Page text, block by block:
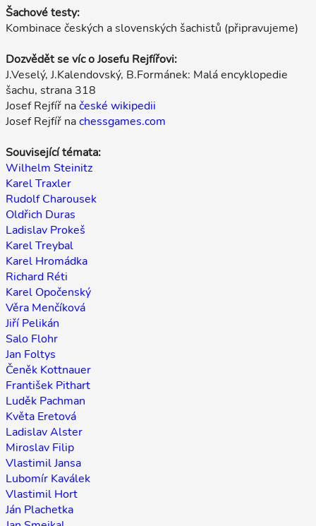
Šachové testy:
Kombinace českých a slovenských šachistů (připravujeme)
Dozvědět se víc o Josefu Rejfířovi:
J.Veselý, J.Kalendovský, B.Formánek: Malá encyklopedie
šachu, strana 318
Josef Rejfíř načeské wikipedii
Josef Rejfíř nachessgames.com
Související témata:
Wilhelm Steinitz
Karel Traxler
Rudolf Charousek
Oldřich Duras
Ladislav Prokeš
Karel Treybal
Karel Hromádka
Richard Réti
Karel Opočenský
Věra Menčíková
Jiří Pelikán
Salo Flohr
Jan Foltys
Čeněk Kottnauer
František Pithart
Luděk Pachman
Květa Eretová
Ladislav Alster
Miroslav Filip
Vlastimil Jansa
Lubomír Kaválek
Vlastimil Hort
Ján Plachetka